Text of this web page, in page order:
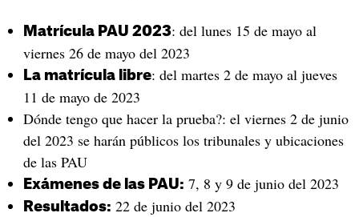
Matrícula PAU 2023: del lunes 15 de mayo al
viernes 26 de mayo del 2023
La matrícula libre: del martes 2 de mayo al jueves
11 de mayo de 2023
Dónde tengo que hacer la prueba?: el viernes 2 de junio
del 2023 se harán públicos los tribunales y ubicaciones
de las PAU
Exámenes de las PAU: 7, 8 y 9 de junio del 2023
Resultados: 22 de junio del 2023